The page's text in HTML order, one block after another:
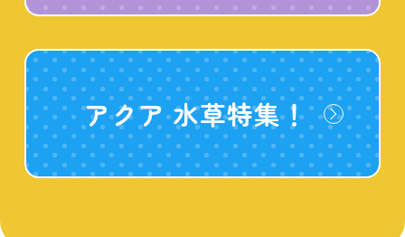
アクア 水草特集！